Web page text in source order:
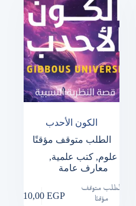
الكون الأحدب
الطلب متوقف مؤقتًا
علوم, كتب علمية,
معارف عامة
310,00EGP
الطلب متوقف
مؤقتًا